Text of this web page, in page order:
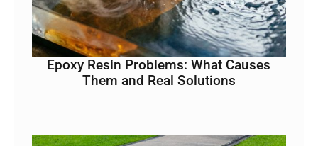
Epoxy Resin Problems: What Causes
Them and Real Solutions